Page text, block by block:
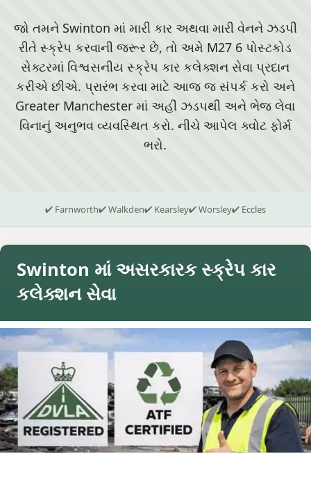
જો તમને Swinton માં મારી કાર અથવા મારી વેનને ઝડપી
રીતે સ્ક્રેપ કરવાની જરૂર છે, તો અમે M27 6 પોસ્ટકોડ
સેક્ટરમાં વિશ્વસનીય સ્ક્રેપ કાર કલેક્શન સેવા પ્રદાન
કરીએ છીએ. પ્રારંભ કરવા માટે આજ જ સંપર્ક કરો અને
Greater Manchester માં અહીં ઝડપથી અને ભેજ લેવા
વિનાનું અનુભવ વ્યવસ્થિત કરો. નીચે આપેલ ક્વોટ ફોર્મ
ભરો.
✔ Farnworth✔ Walkden✔ Kearsley✔ Worsley✔ Eccles
Swinton માં અસરકારક સ્ક્રેપ કાર
કલેક્શન સેવા